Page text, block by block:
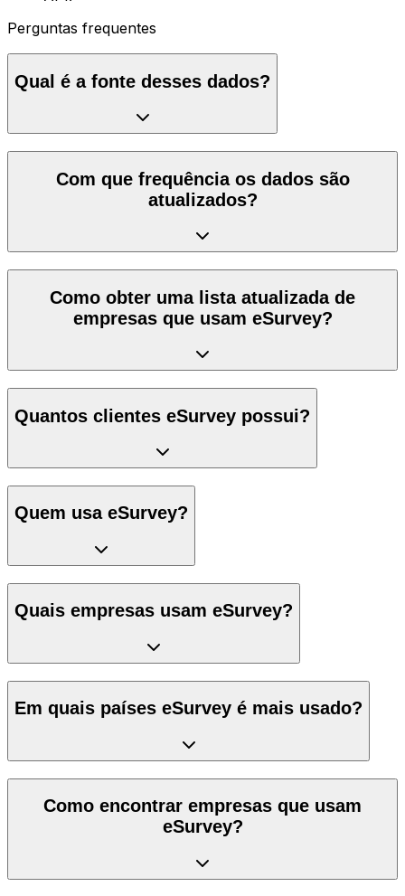
Perguntas frequentes
Qual é a fonte desses dados?
Com que frequência os dados são
atualizados?
Como obter uma lista atualizada de
empresas que usam eSurvey?
Quantos clientes eSurvey possui?
Quem usa eSurvey?
Quais empresas usam eSurvey?
Em quais países eSurvey é mais usado?
Como encontrar empresas que usam
eSurvey?